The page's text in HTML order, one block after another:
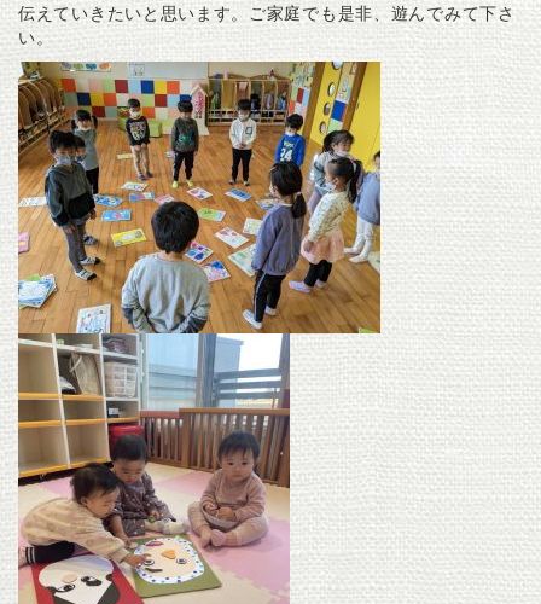
伝えていきたいと思います。ご家庭でも是非、遊んでみて下さ
い。